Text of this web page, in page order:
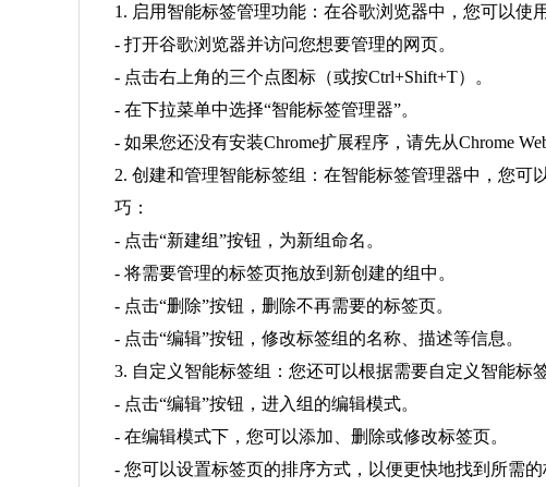
1. 启用智能标签管理功能：在谷歌浏览器中，您可以使
- 打开谷歌浏览器并访问您想要管理的网页。
- 点击右上角的三个点图标（或按Ctrl+Shift+T）。
- 在下拉菜单中选择“智能标签管理器”。
- 如果您还没有安装Chrome扩展程序，请先从Chrome
2. 创建和管理智能标签组：在智能标签管理器中，您
巧：
- 点击“新建组”按钮，为新组命名。
- 将需要管理的标签页拖放到新创建的组中。
- 点击“删除”按钮，删除不再需要的标签页。
- 点击“编辑”按钮，修改标签组的名称、描述等信息。
3. 自定义智能标签组：您还可以根据需要自定义智能标
- 点击“编辑”按钮，进入组的编辑模式。
- 在编辑模式下，您可以添加、删除或修改标签页。
- 您可以设置标签页的排序方式，以便更快地找到所需的